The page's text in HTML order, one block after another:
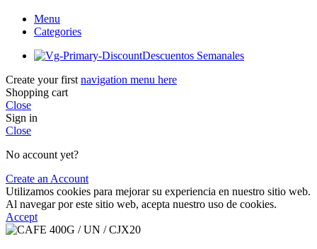
Menu
Categories
Descuentos Semanales
Create your first navigation menu here
Shopping cart
Close
Sign in
Close
No account yet?
Create an Account
Utilizamos cookies para mejorar su experiencia en nuestro sitio web.
Al navegar por este sitio web, acepta nuestro uso de cookies.
Accept